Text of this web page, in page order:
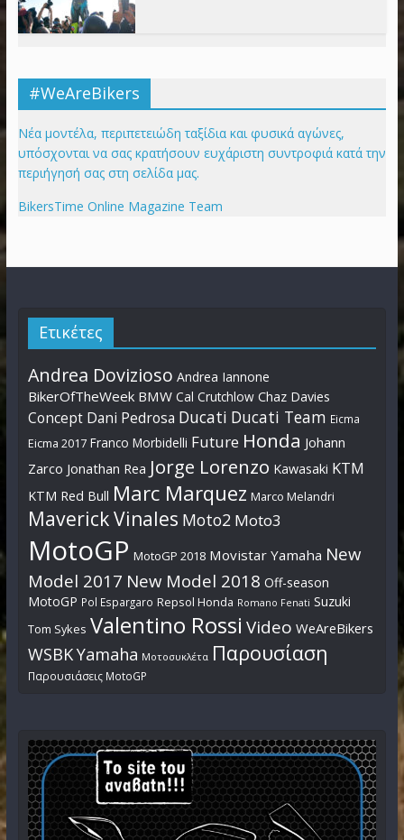
#WeAreBikers
Νέα μοντέλα, περιπετειώδη ταξίδια και φυσικά αγώνες,
υπόσχονται να σας κρατήσουν ευχάριστη συντροφιά κατά την
περιήγησή σας στη σελίδα μας.
BikersTime Online Magazine Team
Ετικέτες
Andrea Dovizioso Andrea Iannone
BikerOfTheWeek BMW Cal Crutchlow Chaz Davies
Concept Dani Pedrosa Ducati Ducati Team Eicma
Eicma 2017 Franco Morbidelli Future Honda Johann
Zarco Jonathan Rea Jorge Lorenzo Kawasaki KTM
KTM Red Bull Marc Marquez Marco Melandri
Maverick Vinales Moto2 Moto3
MotoGP MotoGP 2018 Movistar Yamaha New
Model 2017 New Model 2018 Off-season
MotoGP Pol Espargaro Repsol Honda Romano Fenati Suzuki
Tom Sykes Valentino Rossi Video WeAreBikers
WSBKYamaha Μοτοσυκλέτα Παρουσίαση
Παρουσιάσεις MotoGP